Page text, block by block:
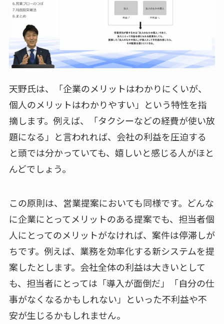
天野氏は、「企業のメリットはわかりにくいが、
個人のメリットはわかりやすい」という特性を指
摘します。例えば、「タクシーなどの経費が使い放
題になる」と言われれば、会社の利益を圧迫する
と頭では分かっていても、嬉しいと感じる人がほと
んどでしょう。
この原則は、営業提案においても同様です。どんな
に企業にとってメリットのある提案でも、担当者個
人にとってのメリットがなければ、案件は停滞しが
ちです。例えば、業務を効率化する新システムを提
案したとします。会社全体の利益は大きいとして
も、担当者にとっては「導入が面倒だ」「自分の仕
事がなくなるかもしれない」といった不利益や不
安が生じるかもしれません。